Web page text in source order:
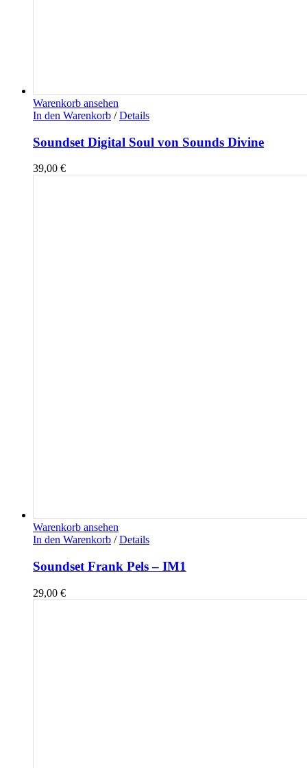
Warenkorb ansehen
In den Warenkorb / Details
Soundset Digital Soul von Sounds Divine
39,00 €
Warenkorb ansehen
In den Warenkorb / Details
Soundset Frank Pels – IM1
29,00 €